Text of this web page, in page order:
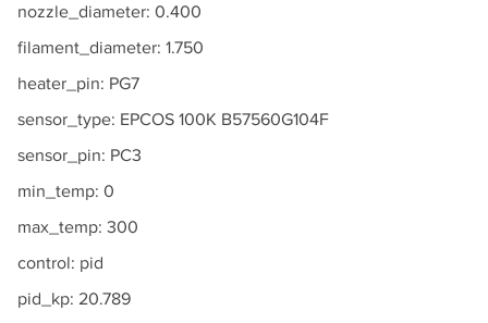
nozzle_diameter: 0.400
filament_diameter: 1.750
heater_pin: PG7
sensor_type: EPCOS 100K B57560G104F
sensor_pin: PC3
min_temp: 0
max_temp: 300
control: pid
pid_kp: 20.789